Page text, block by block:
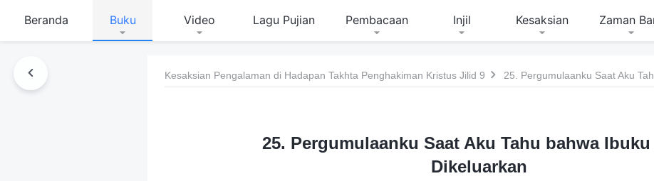
Beranda Buku Video Lagu Pujian Pembacaan Injil Kesaksian Zaman
Kesaksian Pengalaman di Hadapan Takhta Penghakiman Kristus Jilid 9
25. Pergumulaanku Saat Aku Tahu bahwa Ibuku
Dikeluarkan